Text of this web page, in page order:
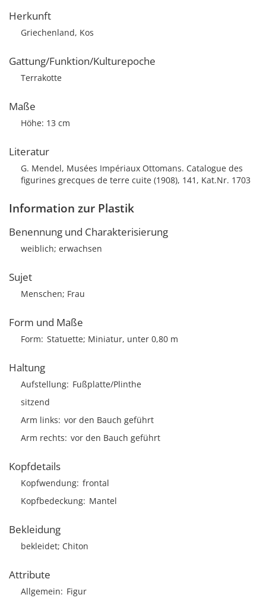
Herkunft
Griechenland, Kos
Gattung/Funktion/Kulturepoche
Terrakotte
Maße
Höhe: 13 cm
Literatur
G. Mendel, Musées Impériaux Ottomans. Catalogue des
figurines grecques de terre cuite (1908), 141, Kat.Nr. 1703
Information zur Plastik
Benennung und Charakterisierung
weiblich; erwachsen
Sujet
Menschen; Frau
Form und Maße
Form Statuette; Miniatur, unter 0,80 m
Haltung
Aufstellung Fußplatte/Plinthe
sitzend
Arm links vor den Bauch geführt
Arm rechts vor den Bauch geführt
Kopfdetails
Kopfwendung frontal
Kopfbedeckung Mantel
Bekleidung
bekleidet; Chiton
Attribute
Allgemein
Figur